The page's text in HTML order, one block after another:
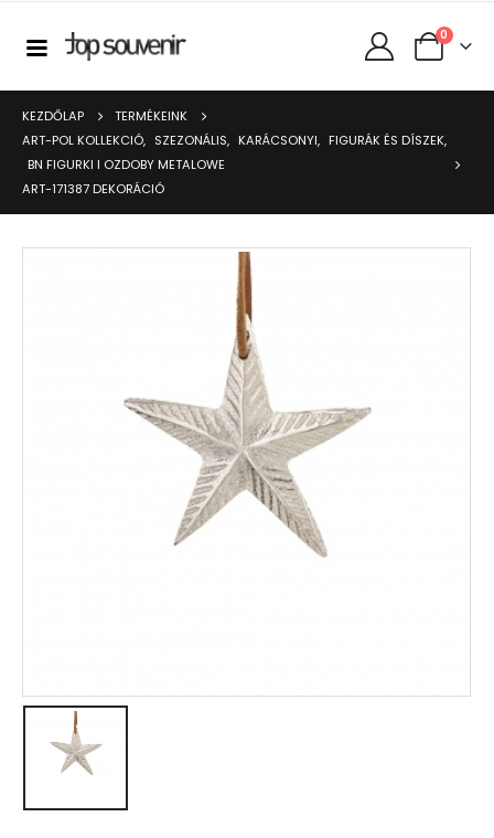
0
KEZDŐLAP
TERMÉKEINK
ART-POL KOLLEKCIÓ, SZEZONÁLIS, KARÁCSONYI, FIGURÁK ÉS DÍSZEK,
BN FIGURKI I OZDOBY METALOWE
ART-171387 DEKORÁCIÓ